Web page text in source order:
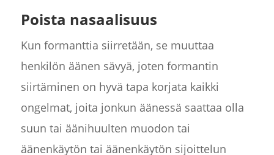
Poista nasaalisuus
Kun formanttia siirretään, se muuttaa
henkilön äänen sävyä, joten formantin
siirtäminen on hyvä tapa korjata kaikki
ongelmat, joita jonkun äänessä saattaa olla
suun tai äänihuulten muodon tai
äänenkäytön tai äänenkäytön sijoittelun